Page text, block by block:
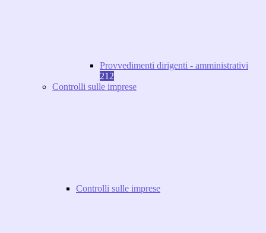
Provvedimenti dirigenti - amministrativi
212
Controlli sulle imprese
Controlli sulle imprese